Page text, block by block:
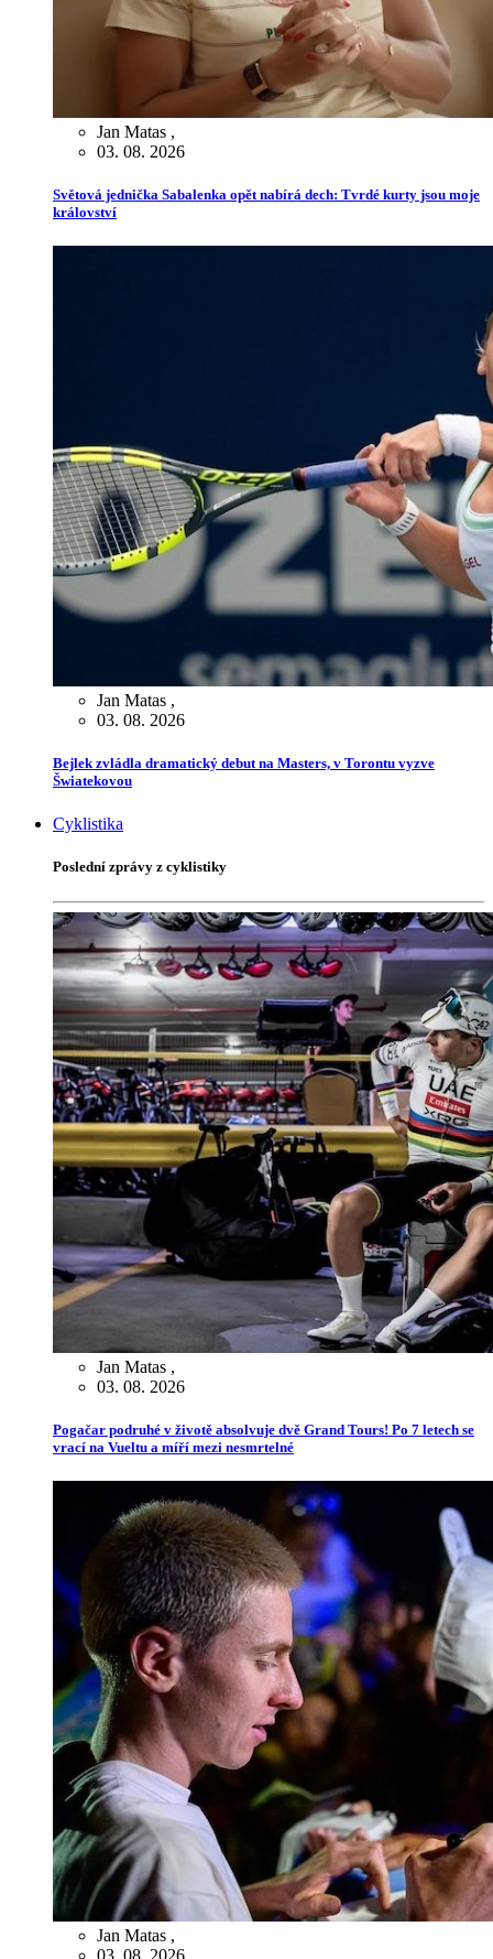
Jan Matas ,
03. 08. 2026
Světová jednička Sabalenka opět nabírá dech: Tvrdé kurty jsou moje
království
Jan Matas ,
03. 08. 2026
Bejlek zvládla dramatický debut na Masters, v Torontu vyzve
Šwiatekovou
Cyklistika
Poslední zprávy z cyklistiky
Jan Matas ,
03. 08. 2026
Pogačar podruhé v životě absolvuje dvě Grand Tours! Po 7 letech se
vrací na Vueltu a míří mezi nesmrtelné
Jan Matas ,
03. 08. 2026